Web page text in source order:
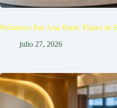
Préstamos Pan Asia Bank: Planes de
julio 27, 2026